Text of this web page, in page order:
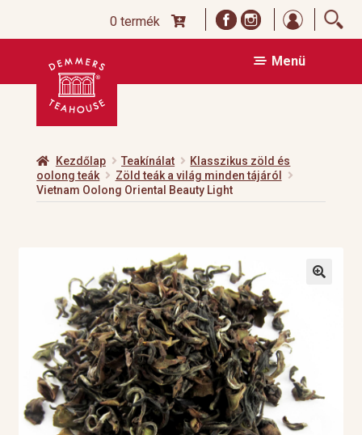
0 termék
Ugrás
navigációhoz
Kilépés
tartalomba
Menü
Kezdőlap Teakínálat
Klasszikus zöld és
oolong teák
Zöld teák a világ minden tájáról
Vietnam Oolong Oriental Beauty Light